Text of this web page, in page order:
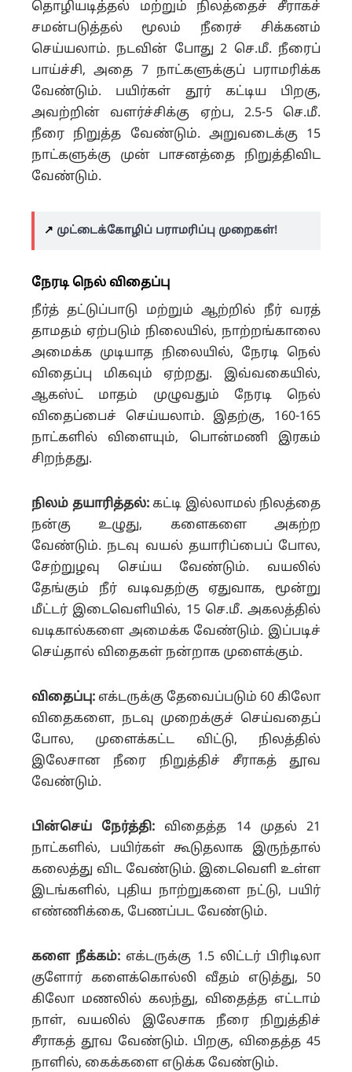
தொழியடித்தல் மற்றும் நிலத்தைச் சீராகச்
சமன்படுத்தல் மூலம் நீரைச் சிக்கனம்
செய்யலாம். நடவின் போது 2 செ.மீ. நீரைப்
பாய்ச்சி, அதை 7 நாட்களுக்குப் பராமரிக்க
வேண்டும். பயிர்கள் தூர் கட்டிய பிறகு,
அவற்றின் வளர்ச்சிக்கு ஏற்ப, 2.5-5 செ.மீ.
நீரை நிறுத்த வேண்டும். அறுவடைக்கு 15
நாட்களுக்கு முன் பாசனத்தை நிறுத்திவிட
வேண்டும்.
↗️ முட்டைக்கோழிப் பராமரிப்பு முறைகள்!
நேரடி நெல் விதைப்பு
நீர்த் தட்டுப்பாடு மற்றும் ஆற்றில் நீர் வரத்
தாமதம் ஏற்படும் நிலையில், நாற்றங்காலை
அமைக்க முடியாத நிலையில், நேரடி நெல்
விதைப்பு மிகவும் ஏற்றது. இவ்வகையில்,
ஆகஸ்ட் மாதம் முழுவதும் நேரடி நெல்
விதைப்பைச் செய்யலாம். இதற்கு, 160-165
நாட்களில் விளையும், பொன்மணி இரகம்
சிறந்தது.
நிலம் தயாரித்தல்:கட்டி இல்லாமல் நிலத்தை
நன்கு உழுது, களைகளை அகற்ற
வேண்டும். நடவு வயல் தயாரிப்பைப் போல,
சேற்றுழவு செய்ய வேண்டும். வயலில்
தேங்கும் நீர் வடிவதற்கு ஏதுவாக, மூன்று
மீட்டர் இடைவெளியில், 15 செ.மீ. அகலத்தில்
வடிகால்களை அமைக்க வேண்டும். இப்படிச்
செய்தால் விதைகள் நன்றாக முளைக்கும்.
விதைப்பு: எக்டருக்கு தேவைப்படும் 60 கிலோ
விதைகளை, நடவு முறைக்குச் செய்வதைப்
போல, முளைக்கட்ட விட்டு, நிலத்தில்
இலேசான நீரை நிறுத்திச் சீராகத் தூவ
வேண்டும்.
பின்செய் நேர்த்தி: விதைத்த 14 முதல் 21
நாட்களில், பயிர்கள் கூடுதலாக இருந்தால்
கலைத்து விட வேண்டும். இடைவெளி உள்ள
இடங்களில், புதிய நாற்றுகளை நட்டு, பயிர்
எண்ணிக்கை, பேணப்பட வேண்டும்.
களை நீக்கம்: எக்டருக்கு 1.5 லிட்டர் பிரிடிலா
குளோர் களைக்கொல்லி வீதம் எடுத்து, 50
கிலோ மணலில் கலந்து, விதைத்த எட்டாம்
நாள், வயலில் இலேசாக நீரை நிறுத்திச்
சீராகத் தூவ வேண்டும். பிறகு, விதைத்த 45
நாளில், கைக்களை எடுக்க வேண்டும்.